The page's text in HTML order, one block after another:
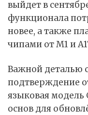
выйдет в
функционала
новее, а также
чипами от M1 и
Важной деталью
подтверждение
языковая модель
основ для